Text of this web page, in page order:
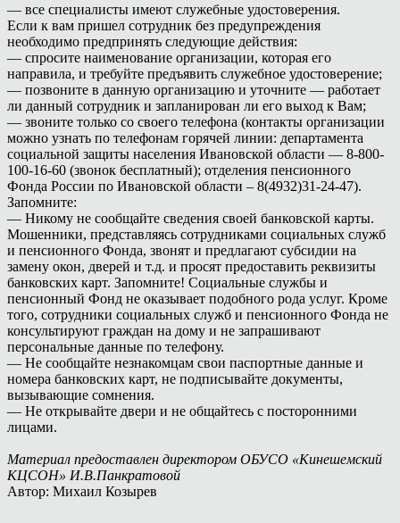
— все специалисты имеют служебные удостоверения.
Если к вам пришел сотрудник без предупреждения
необходимо предпринять следующие действия:
— спросите наименование организации, которая его
направила, и требуйте предъявить служебное удостоверение;
— позвоните в данную организацию и уточните — работает
ли данный сотрудник и запланирован ли его выход к Вам;
— звоните только со своего телефона (контакты организации
можно узнать по телефонам горячей линии: департамента
социальной защиты населения Ивановской области — 8-800-
100-16-60 (звонок бесплатный); отделения пенсионного
Фонда России по Ивановской области – 8(4932)31-24-47).
Запомните:
— Никому не сообщайте сведения своей банковской карты.
Мошенники, представляясь сотрудниками социальных служб
и пенсионного Фонда, звонят и предлагают субсидии на
замену окон, дверей и т.д. и просят предоставить реквизиты
банковских карт. Запомните! Социальные службы и
пенсионный Фонд не оказывает подобного рода услуг. Кроме
того, сотрудники социальных служб и пенсионного Фонда не
консультируют граждан на дому и не запрашивают
персональные данные по телефону.
— Не сообщайте незнакомцам свои паспортные данные и
номера банковских карт, не подписывайте документы,
вызывающие сомнения.
— Не открывайте двери и не общайтесь с посторонними
лицами.
Материал предоставлен директором ОБУСО «Кинешемский
КЦСОН» И.В.Панкратовой
Автор: Михаил Козырев